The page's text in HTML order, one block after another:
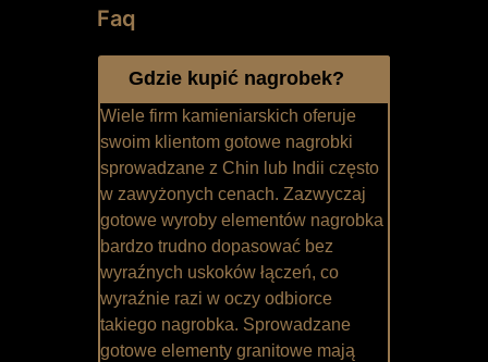
Faq
Gdzie kupić nagrobek?
Wiele firm kamieniarskich oferuje
swoim klientom gotowe nagrobki
sprowadzane z Chin lub Indii często
w zawyżonych cenach. Zazwyczaj
gotowe wyroby elementów nagrobka
bardzo trudno dopasować bez
wyraźnych uskoków łączeń, co
wyraźnie razi w oczy odbiorce
takiego nagrobka. Sprowadzane
gotowe elementy granitowe mają